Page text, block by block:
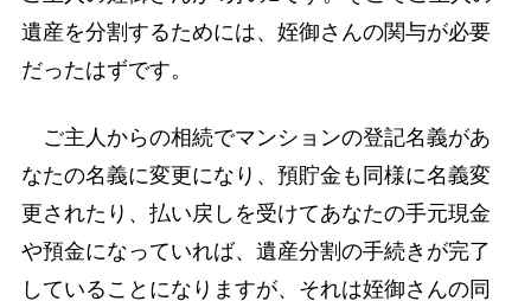
遺産を分割するためには、姪御さんの関与が必要
だったはずです。
ご主人からの相続でマンションの登記名義があ
なたの名義に変更になり、預貯金も同様に名義変
更されたり、払い戻しを受けてあなたの手元現金
や預金になっていれば、遺産分割の手続きが完了
していることになりますが、それは姪御さんの同